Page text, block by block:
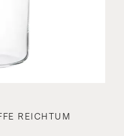
REICHTUM